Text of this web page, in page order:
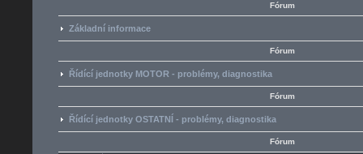
Fórum
Základní informace
Fórum
Řídící jednotky MOTOR - problémy, diagnostika
Fórum
Řídící jednotky OSTATNÍ - problémy, diagnostika
Fórum